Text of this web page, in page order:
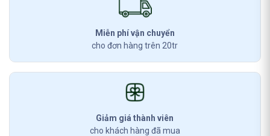
Miễn phí vận chuyển
cho đơn hàng trên 20tr
Giảm giá thành viên
cho khách hàng đã mua